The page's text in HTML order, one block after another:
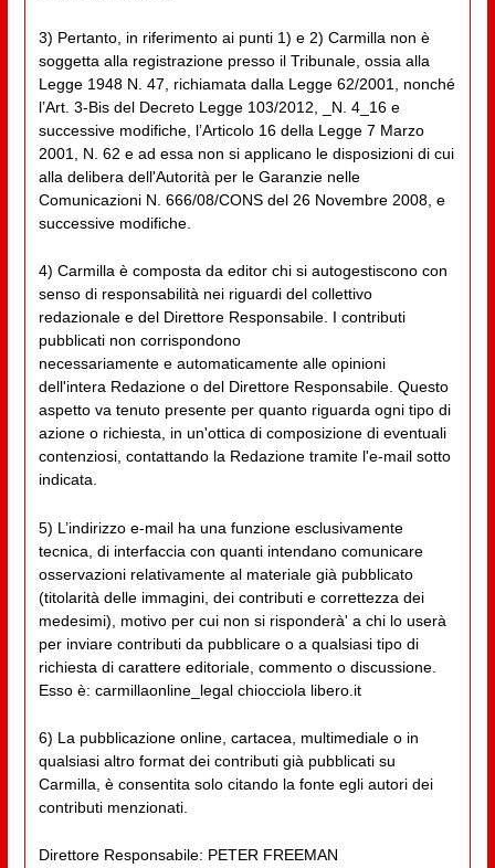
3) Pertanto, in riferimento ai punti 1) e 2) Carmilla non è
soggetta alla registrazione presso il Tribunale, ossia alla
Legge 1948 N. 47, richiamata dalla Legge 62/2001, nonché
l’Art. 3-Bis del Decreto Legge 103/2012, _N. 4_16 e
successive modifiche, l’Articolo 16 della Legge 7 Marzo
2001, N. 62 e ad essa non si applicano le disposizioni di cui
alla delibera dell'Autorità per le Garanzie nelle
Comunicazioni N. 666/08/CONS del 26 Novembre 2008, e
successive modifiche.
4) Carmilla è composta da editor chi si autogestiscono con
senso di responsabilità nei riguardi del collettivo
redazionale e del Direttore Responsabile. I contributi
pubblicati non corrispondono
necessariamente e automaticamente alle opinioni
dell'intera Redazione o del Direttore Responsabile. Questo
aspetto va tenuto presente per quanto riguarda ogni tipo di
azione o richiesta, in un'ottica di composizione di eventuali
contenziosi, contattando la Redazione tramite l'e-mail sotto
indicata.
5) L’indirizzo e-mail ha una funzione esclusivamente
tecnica, di interfaccia con quanti intendano comunicare
osservazioni relativamente al materiale già pubblicato
(titolarità delle immagini, dei contributi e correttezza dei
medesimi), motivo per cui non si risponderà' a chi lo userà
per inviare contributi da pubblicare o a qualsiasi tipo di
richiesta di carattere editoriale, commento o discussione.
Esso è: carmillaonline_legal chiocciola libero.it
6) La pubblicazione online, cartacea, multimediale o in
qualsiasi altro format dei contributi già pubblicati su
Carmilla, è consentita solo citando la fonte egli autori dei
contributi menzionati.
Direttore Responsabile: PETER FREEMAN